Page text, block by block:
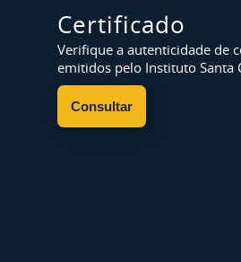
Certificado
Verifique a autenticidade de
emitidos pelo Instituto Santa
Consultar